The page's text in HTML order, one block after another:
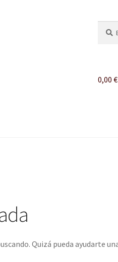
por:
0,00 €
Quizá pueda ayudarte